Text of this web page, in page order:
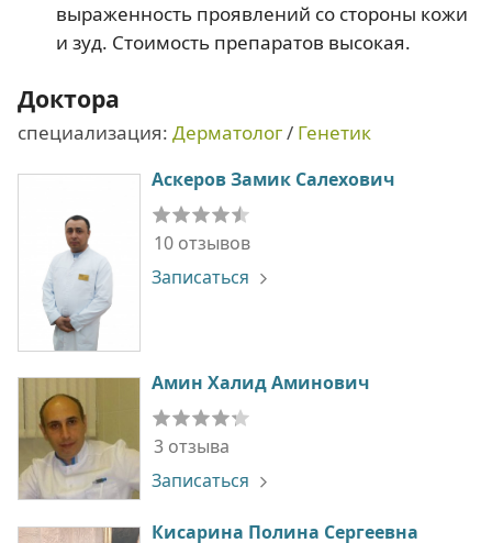
выраженность проявлений со стороны кожи
и зуд. Стоимость препаратов высокая.
Доктора
специализация: Дерматолог/ Генетик
Аскеров Замик Салехович
10 отзывов
Записаться
Амин Халид Аминович
3 отзыва
Записаться
Кисарина Полина Сергеевна